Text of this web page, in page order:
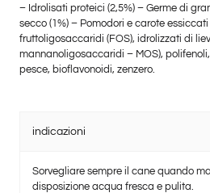
– Idrolisati proteici (2,5%) – Germe di
secco (1%) – Pomodori e carote
fruttoligosaccaridi (FOS), idrolizzati di
mannanoligosaccaridi – MOS),
pesce, bioflavonoidi, zenzero.
indicazioni
Sorvegliare sempre il cane quando
disposizione acqua fresca e pulita.